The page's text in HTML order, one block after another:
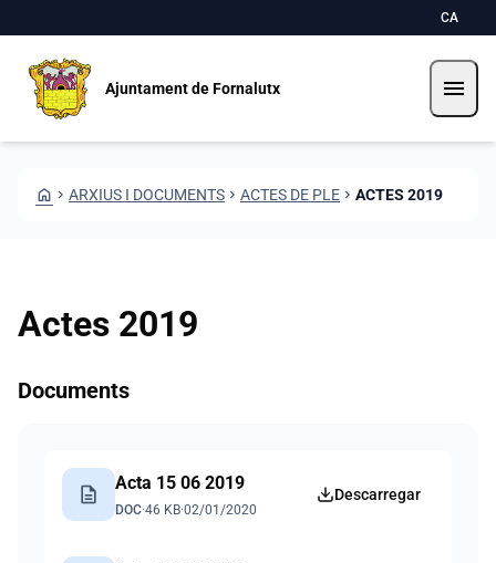
CA
Ajuntament de Fornalutx menu
HOME CHEVRON_RIGHT ARXIUS I DOCUMENTS CHEVRON_RIGHT ACTES DE PLE CHEVRON_RIGHT ACTES 2019
Actes 2019
Documents
description Acta 15 06 2019
DOC·46 KB·02/01/2020
Descarregar